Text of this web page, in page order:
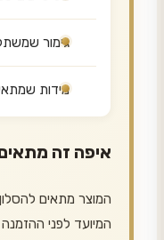
גימור
מידות
איפה זה
המוצר מתאים
המיועד לפני